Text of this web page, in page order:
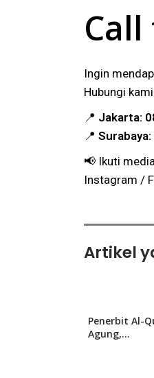
Ingin
Hubungi
📍 Jakarta:
📍 Surabaya:
📢 Ikuti
Instagram /
Artikel
Penerbit Al-
Agung,...